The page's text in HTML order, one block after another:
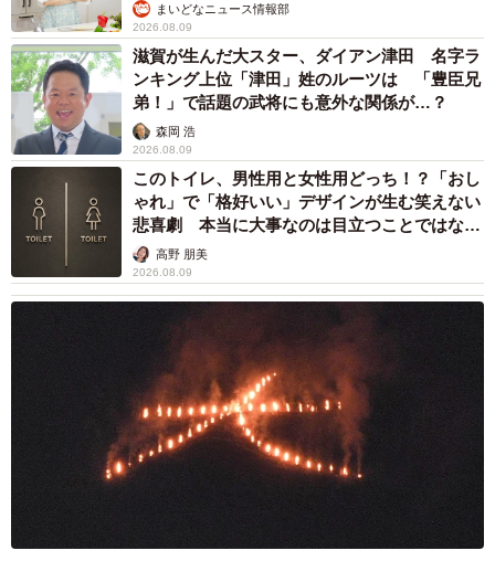
まいどなニュース情報部
2026.08.09
滋賀が生んだ大スター、ダイアン津田 名字ラ
ンキング上位「津田」姓のルーツは 「豊臣兄
弟！」で話題の武将にも意外な関係が…？
森岡 浩
2026.08.09
このトイレ、男性用と女性用どっち！？「おし
ゃれ」で「格好いい」デザインが生む笑えない
悲喜劇 本当に大事なのは目立つことではな
く…高野 朋美
2026.08.09